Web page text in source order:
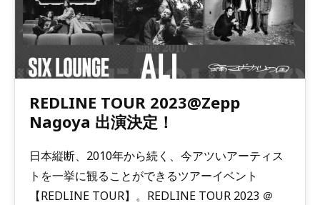
REDLINE TOUR 2023@Zepp
Nagoya 出演決定！
日本縦断、2010年から続く、今アツいアーティス
トを一挙に観ることができるツアーイベント
【REDLINE TOUR】。REDLINE TOUR 2023 ＠